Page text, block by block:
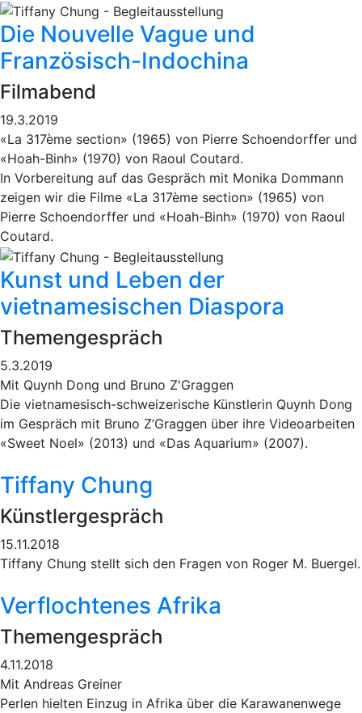
Die Nouvelle Vague und
Französisch-Indochina
Filmabend
19.3.2019
«La 317ème section» (1965) von Pierre Schoendorffer und
«Hoah-Binh» (1970) von Raoul Coutard.
In Vorbereitung auf das Gespräch mit Monika Dommann
zeigen wir die Filme «La 317ème section» (1965) von
Pierre Schoendorffer und «Hoah-Binh» (1970) von Raoul
Coutard.
Kunst und Leben der
vietnamesischen Diaspora
Themengespräch
5.3.2019
Mit Quynh Dong und Bruno Z'Graggen
Die vietnamesisch-schweizerische Künstlerin Quynh Dong
im Gespräch mit Bruno Z’Graggen über ihre Videoarbeiten
«Sweet Noel» (2013) und «Das Aquarium» (2007).
Tiffany Chung
Künstlergespräch
15.11.2018
Tiffany Chung stellt sich den Fragen von Roger M. Buergel.
Verflochtenes Afrika
Themengespräch
4.11.2018
Mit Andreas Greiner
Perlen hielten Einzug in Afrika über die Karawanenwege